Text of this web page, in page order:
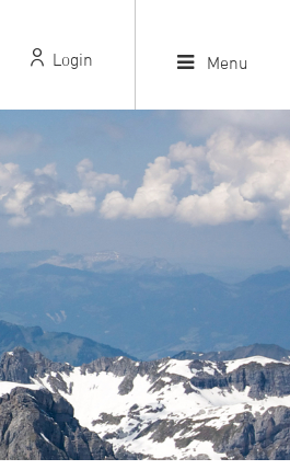
Login Menu